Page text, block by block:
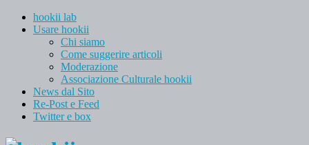
hookii lab
Usare hookii
Chi siamo
Come suggerire articoli
Moderazione
Associazione Culturale hookii
News dal Sito
Re-Post e Feed
Twitter e box